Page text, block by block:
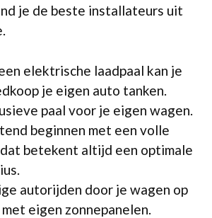
je de beste installateurs uit
elektrische laadpaal kan je
je eigen auto tanken.
paal voor je eigen wagen.
beginnen met een volle
dat betekent altijd een optimale
autorijden door je wagen op
eigen zonnepanelen.